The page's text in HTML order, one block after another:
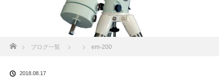
ブログ一覧 em-200
2018.08.17